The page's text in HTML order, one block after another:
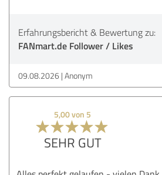
Erfahrungsbericht & Bewertung zu:
FANmart.de Follower / Likes
09.08.2026 Anonym
5,00 von 5
SEHR GUT